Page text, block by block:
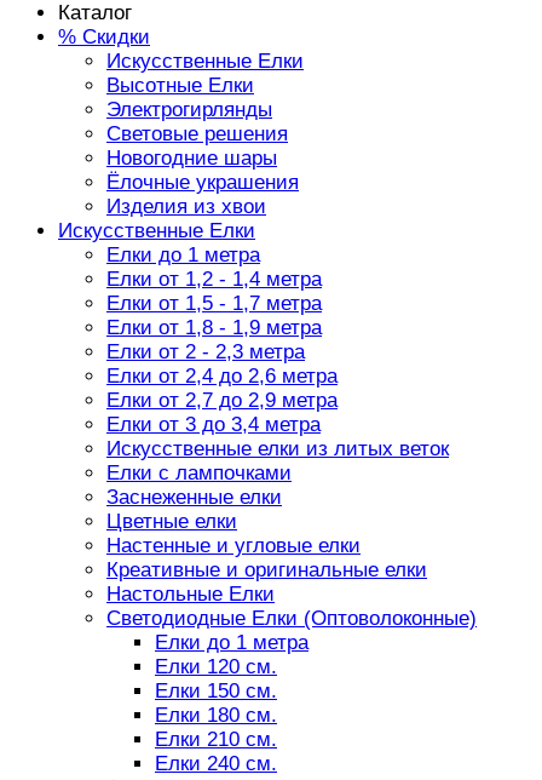
Каталог
% Скидки
Искусственные Елки
Высотные Елки
Электрогирлянды
Световые решения
Новогодние шары
Ёлочные украшения
Изделия из хвои
Искусственные Елки
Елки до 1 метра
Елки от 1,2 - 1,4 метра
Елки от 1,5 - 1,7 метра
Елки от 1,8 - 1,9 метра
Елки от 2 - 2,3 метра
Елки от 2,4 до 2,6 метра
Елки от 2,7 до 2,9 метра
Елки от 3 до 3,4 метра
Искусственные елки из литых веток
Елки с лампочками
Заснеженные елки
Цветные елки
Настенные и угловые елки
Креативные и оригинальные елки
Настольные Елки
Светодиодные Елки (Оптоволоконные)
Елки до 1 метра
Елки 120 см.
Елки 150 см.
Елки 180 см.
Елки 210 см.
Елки 240 см.